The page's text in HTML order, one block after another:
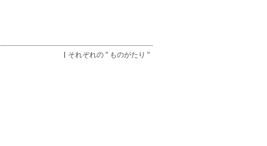
それぞれの " ものがたり "